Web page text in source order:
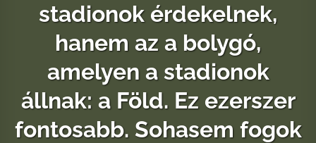
stadionok érdekelnek,
hanem az a bolygó,
amelyen a stadionok
állnak: a Föld. Ez ezerszer
fontosabb. Sohasem fogok